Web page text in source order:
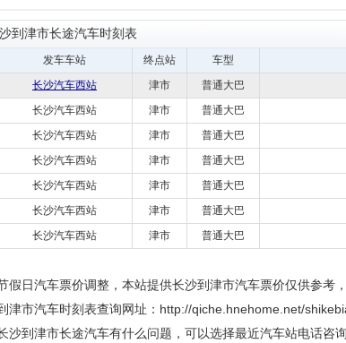
到津市长途汽车时刻表
发车车站 终点站 车型
长沙汽车西站 津市 普通大巴
长沙汽车西站 津市 普通大巴
长沙汽车西站 津市 普通大巴
长沙汽车西站 津市 普通大巴
长沙汽车西站 津市 普通大巴
长沙汽车西站 津市 普通大巴
长沙汽车西站 津市 普通大巴
假日汽车票价调整，本站提供长沙到津市汽车票价仅供参考
津市汽车时刻表查询网址：http://qiche.hnehome.net/
沙到津市长途汽车有什么问题，可以选择最近汽车站电话咨询